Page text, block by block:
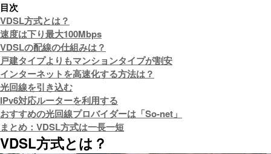
目次
VDSL方式とは？
速度は下り最大100Mbps
VDSLの配線の仕組みは？
戸建タイプよりもマンションタイプが割安
インターネットを高速化する方法は？
光回線を引き込む
IPv6対応ルーターを利用する
おすすめの光回線プロバイダーは「So-net」
まとめ：VDSL方式は一長一短
VDSL方式とは？